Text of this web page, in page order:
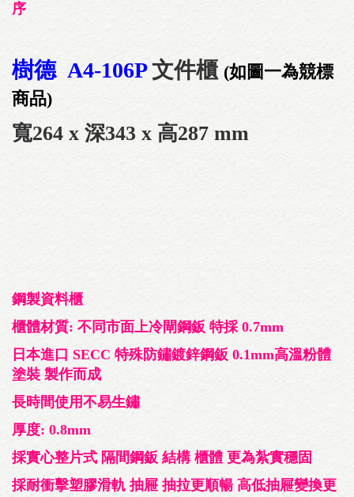
序
樹德 A4-106P文件櫃 (如圖一為競標
商品)
寬264 x 深343 x 高287 mm
鋼製資料櫃
櫃體材質: 不同市面上冷閘鋼鈑 特採 0.7mm
日本進口 SECC 特殊防鏽鍍鋅鋼鈑 0.1mm高溫粉體
塗裝 製作而成
長時間使用不易生鏽
厚度: 0.8mm
採實心整片式 隔間鋼鈑 結構 櫃體 更為紮實穩固
採耐衝擊塑膠滑軌 抽屜 抽拉更順暢 高低抽屜變換更